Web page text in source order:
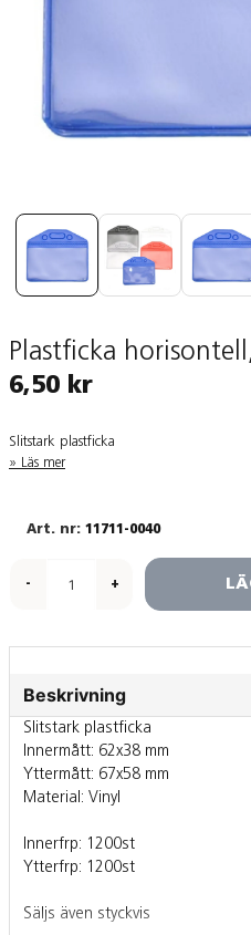
Plastficka
6,50 kr
Slitstark plastficka
Läs mer
11711-0040
- +
Beskrivning
Slitstark plastficka
Innermått: 62x38 mm
Yttermått: 67x58 mm
Material: Vinyl
Innerfrp: 1200st
Ytterfrp: 1200st
Säljs även styckvis